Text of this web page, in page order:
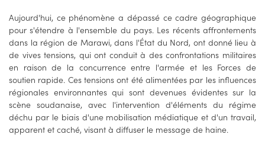
Aujourd'hui, ce phénomène a dépassé ce cadre géographique
pour s'étendre à l'ensemble du pays. Les récents affrontements
dans la région de Marawi, dans l'État du Nord, ont donné lieu à
de vives tensions, qui ont conduit à des confrontations militaires
en raison de la concurrence entre l'armée et les Forces de
soutien rapide. Ces tensions ont été alimentées par les influences
régionales environnantes qui sont devenues évidentes sur la
scène soudanaise, avec l'intervention d'éléments du régime
déchu par le biais d'une mobilisation médiatique et d'un travail,
apparent et caché, visant à diffuser le message de haine.